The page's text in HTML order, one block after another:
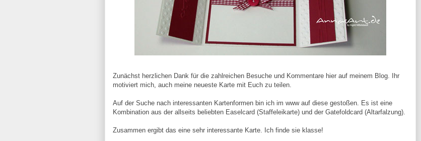
Zunächst herzlichen Dank für die zahlreichen Besuche und Kommentare hier auf meinem Blog. Ihr
motiviert mich, auch meine neueste Karte mit Euch zu teilen.
Auf der Suche nach interessanten Kartenformen bin ich im www auf diese gestoßen. Es ist eine
Kombination aus der allseits beliebten Easelcard (Staffeleikarte) und der Gatefoldcard (Altarfalzung).
Zusammen ergibt das eine sehr interessante Karte. Ich finde sie klasse!